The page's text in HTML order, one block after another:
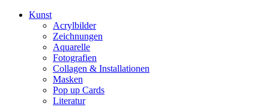
Kunst
Acrylbilder
Zeichnungen
Aquarelle
Fotografien
Collagen & Installationen
Masken
Pop up Cards
Literatur